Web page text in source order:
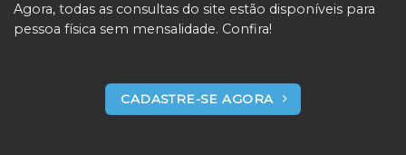
Agora, todas as consultas do site estão disponíveis para
pessoa física sem mensalidade. Confira!
CADASTRE-SE AGORA